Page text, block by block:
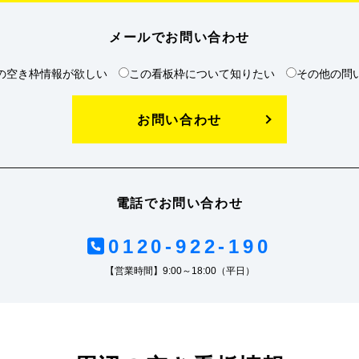
メールでお問い合わせ
空き枠情報が欲しい この看板枠について知りたい その他の問
お問い合わせ
電話でお問い合わせ
0120-922-190
【営業時間】9:00～18:00（平日）